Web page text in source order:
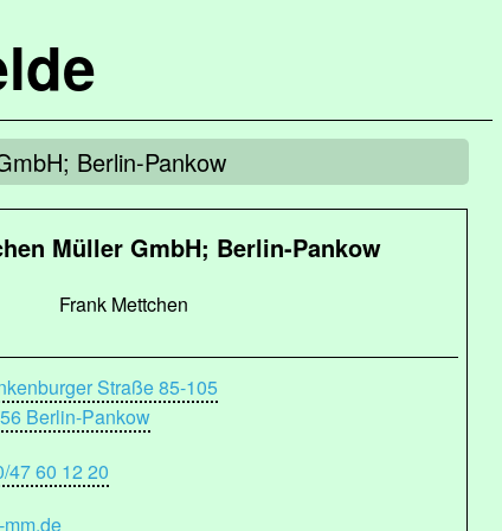
Berlin-Pankow
Müller GmbH; Berlin-Pankow
Frank Mettchen
Straße 85-105
Berlin-Pankow
47 60 12 20